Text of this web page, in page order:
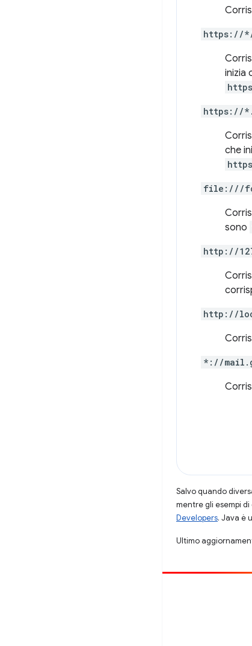
https://
inizia
https://
che
file:///
sono
http://
http://
*://
Salvo quando
mentre gli esempi
Developers. Java è
Ultimo